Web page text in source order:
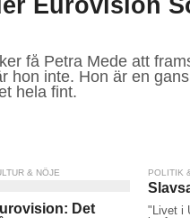
få Petra Mede att
hon inte. Hon är en
hela fint.
& NÖJE
Det
POLITIK
"Livet i